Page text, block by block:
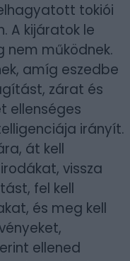
tokiói
A kijáratok le
nem működnek.
amíg eszedbe
zárat és
ellenséges
irányít.
át kell
vissza
fel kell
és meg kell
ellened